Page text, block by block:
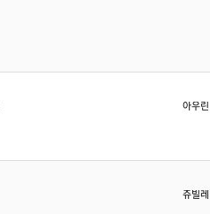
아우린
쥬빌레